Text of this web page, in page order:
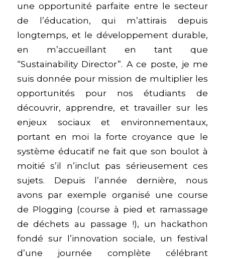
une opportunité parfaite entre le secteur
de l’éducation, qui m’attirais depuis
longtemps, et le développement durable,
en m’accueillant en tant que
“Sustainability Director”. A ce poste, je me
suis donnée pour mission de multiplier les
opportunités pour nos étudiants de
découvrir, apprendre, et travailler sur les
enjeux sociaux et environnementaux,
portant en moi la forte croyance que le
système éducatif ne fait que son boulot à
moitié s’il n’inclut pas sérieusement ces
sujets. Depuis l’année dernière, nous
avons par exemple organisé une course
de Plogging (course à pied et ramassage
de déchets au passage !), un hackathon
fondé sur l’innovation sociale, un festival
d’une journée complète célébrant